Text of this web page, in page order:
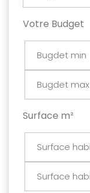
Votre Budget
Surface m²